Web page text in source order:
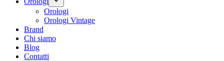
Orologi
Orologi Vintage
Brand
Chi siamo
Blog
Contatti